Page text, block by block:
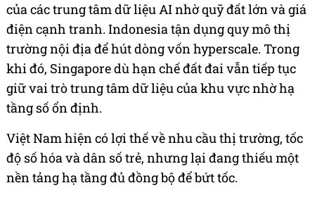
của các trung tâm dữ liệu AI nhờ quỹ đất lớn và giá
điện cạnh tranh. Indonesia tận dụng quy mô thị
trường nội địa để hút dòng vốn hyperscale. Trong
khi đó, Singapore dù hạn chế đất đai vẫn tiếp tục
giữ vai trò trung tâm dữ liệu của khu vực nhờ hạ
tầng số ổn định.
Việt Nam hiện có lợi thế về nhu cầu thị trường, tốc
độ số hóa và dân số trẻ, nhưng lại đang thiếu một
nền tảng hạ tầng đủ đồng bộ để bứt tốc.